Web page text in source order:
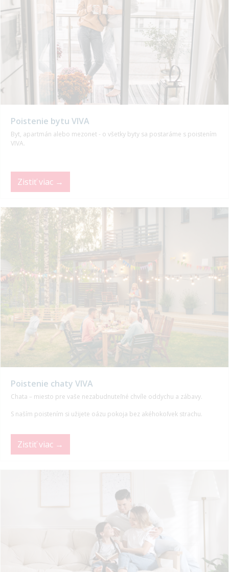
Poistenie bytu VIVA
Byt, apartmán alebo mezonet - o všetky byty sa postaráme s poistením
VIVA.
Zistiť viac →
Poistenie chaty VIVA
Chata – miesto pre vaše nezabudnuteľné chvíle oddychu a zábavy.
S naším poistením si užijete oázu pokoja bez akéhokoľvek strachu.
Zistiť viac →